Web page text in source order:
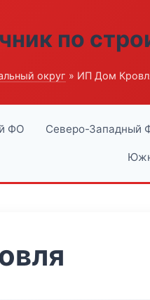
по
округ » ИП Дом
ФО Северо-Западный